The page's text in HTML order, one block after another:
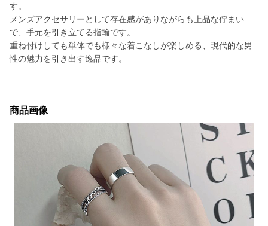
す。
メンズアクセサリーとして存在感がありながらも上品な佇まい
で、手元を引き立てる指輪です。
重ね付けしても単体でも様々な着こなしが楽しめる、現代的な男
性の魅力を引き出す逸品です。
商品画像